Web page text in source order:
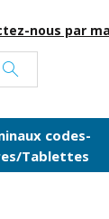
nous par
codes-
Tablettes